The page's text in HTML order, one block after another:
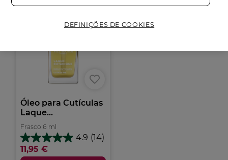
Óleo para Cutículas
Laque...
Frasco 6 ml
4.9 (14)
4.9
em
11,95 €
DEFINIÇÕES DE COOKIES